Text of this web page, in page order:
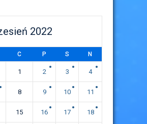
2022
C P S N
1 2 3 4
8 9 10 11
15 16 17 18